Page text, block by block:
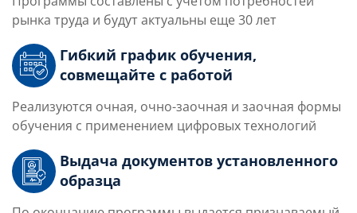
рынка труда и будут актуальны еще 30 лет
Гибкий график обучения,
совмещайте с работой
Реализуются очная, очно-заочная и заочная формы
обучения с применением цифровых технологий
Выдача документов установленного
образца